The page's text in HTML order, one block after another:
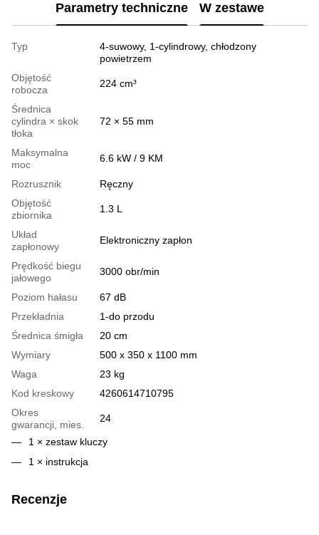
Parametry techniczne W zestawe
Typ
4-suwowy, 1-cylindrowy, chłodzony
powietrzem
Objętość
robocza
224 cm³
Średnica
cylindra × skok
tłoka
72 × 55 mm
Maksymalna
moc
6.6 kW / 9 KM
Rozrusznik
Ręczny
Objętość
zbiornika
1.3 L
Układ
zapłonowy
Elektroniczny zapłon
Prędkość biegu
jałowego
3000 obr/min
Poziom hałasu
67 dB
Przekładnia
1-do przodu
Średnica śmigła
20 cm
Wymiary
500 x 350 x 1100 mm
Waga
23 kg
Kod kreskowy
4260614710795
Okres
gwarancji, mies.
24
1 × zestaw kluczy
1 × instrukcja
Recenzje